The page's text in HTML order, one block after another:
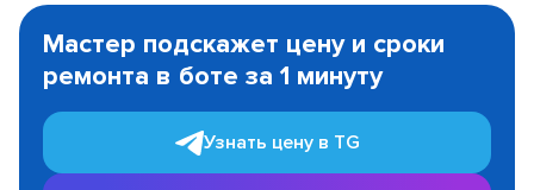
1
Мастер подскажет цену и сроки
ремонта в боте за 1 минуту
Узнать цену в TG